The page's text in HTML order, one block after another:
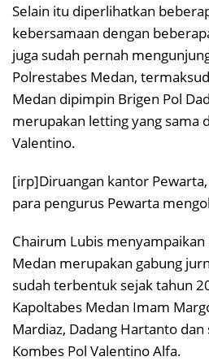
Selain itu diperlihatkan
kebersamaan dengan
juga sudah pernah
Polrestabes Medan,
Medan dipimpin Brigen Pol
merupakan letting yang sama
Valentino.
[irp]Diruangan kantor
para pengurus Pewarta
Chairum Lubis
Medan merupakan gabung
sudah terbentuk sejak tahun
Kapoltabes Medan Imam
Mardiaz, Dadang Hartanto
Kombes Pol Valentino Alfa.